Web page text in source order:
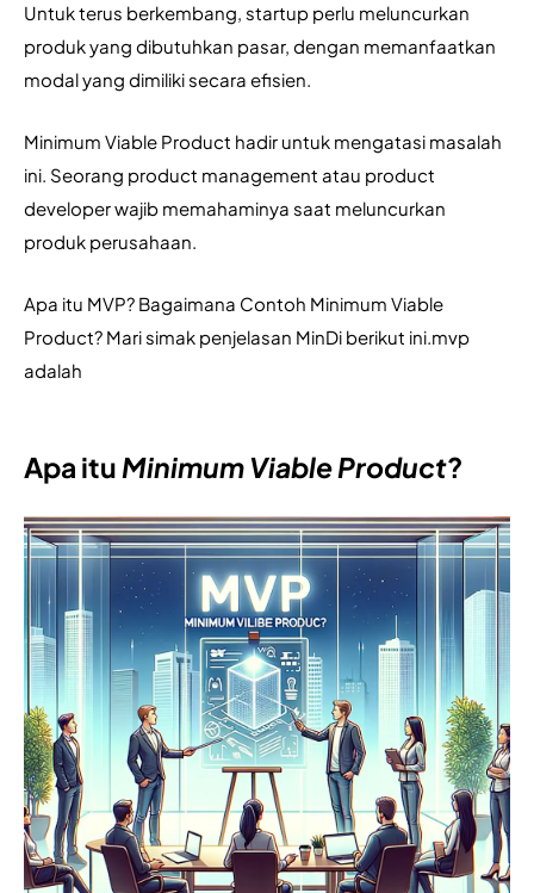
Untuk terus berkembang, startup perlu meluncurkan
produk yang dibutuhkan pasar, dengan memanfaatkan
modal yang dimiliki secara efisien.
Minimum Viable Product hadir untuk mengatasi masalah
ini. Seorang product management atau product
developer wajib memahaminya saat meluncurkan
produk perusahaan.
Apa itu MVP? Bagaimana Contoh Minimum Viable
Product? Mari simak penjelasan MinDi berikut ini.mvp
adalah
Apa itu Minimum Viable Product?